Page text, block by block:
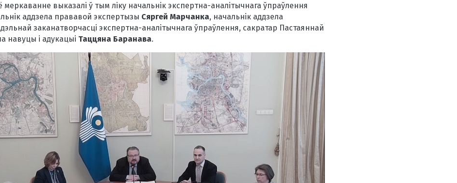
меркаванне выказалі ў тым ліку начальнік экспертна-аналітычнага ўпраўлення
аддзела прававой экспертызы Сяргей Марчанка, начальнік аддзела
заканатворчасці экспертна-аналітычнага ўпраўлення, сакратар Пастаяннай
навуцы і адукацыі Таццяна Баранава.